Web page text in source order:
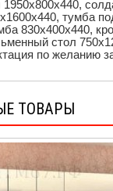
тумба
830х400х440,
стол
по желанию
ТОВАРЫ